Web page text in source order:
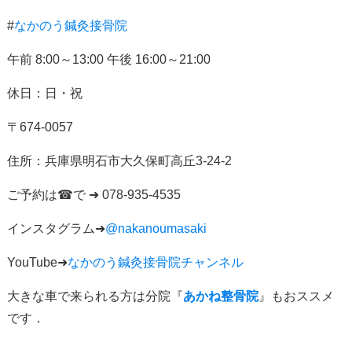
#なかのう鍼灸接骨院
午前8:00～ 13:00 午後 16:00～ 21:00
休日：日・祝
〒 674-0057
住所： 兵庫県明石市大久保町高丘3-24-2
ご予約は☎で➜ 078-935-4535
インスタグラム➜@nakanoumasaki
YouTube➜なかのう鍼灸接骨院チャンネル
大きな車で来られる方は分院『あかね整骨院』もおススメ
です．